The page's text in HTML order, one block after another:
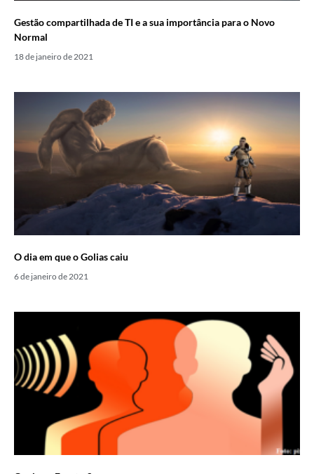
Gestão compartilhada de TI e a sua importância para o Novo
Normal
18 de janeiro de 2021
O dia em que o Golias caiu
6 de janeiro de 2021